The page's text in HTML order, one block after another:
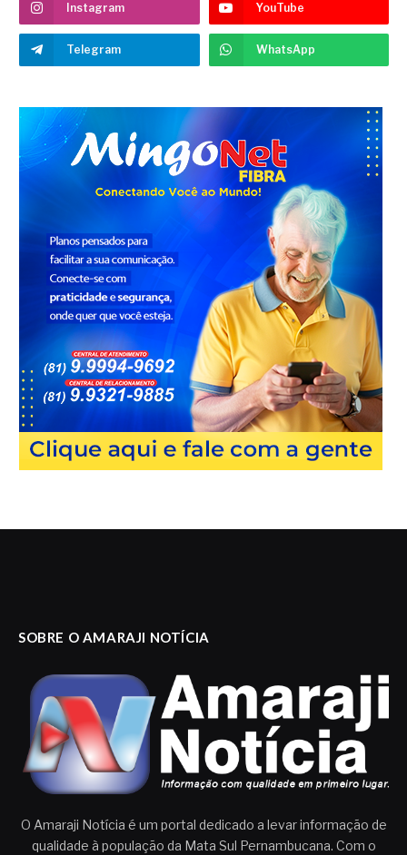
Instagram YouTube
Telegram WhatsApp
SOBRE O AMARAJI NOTÍCIA
O Amaraji Notícia é um portal dedicado a levar informação de
qualidade à população da Mata Sul Pernambucana. Com o